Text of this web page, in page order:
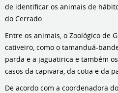
de identificar os animais de
do Cerrado.
Entre os animais, o Zoológico de
cativeiro, como o tamanduá-
parda e a jaguatirica e também
casos da capivara, da cotia e da
De acordo com a coordenadora